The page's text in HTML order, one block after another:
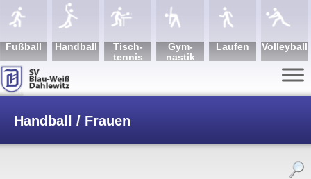
Fuß­ball Hand­ball
Tisch­
tennis
Gym­
nastik
Lau­fen Volley­ball
Handball / Frauen
Turnier um den Pokal des Ortsvorstehers